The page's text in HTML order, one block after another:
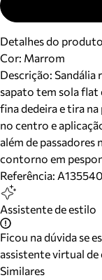
Detalhes do produto
Cor: Marrom
Descrição: Sandália
sapato tem sola
fina dedeira e tira
no centro e
além de passadores
contorno em
Referência:
Assistente de estilo
Ficou na dúvida se
assistente virtual
Similares